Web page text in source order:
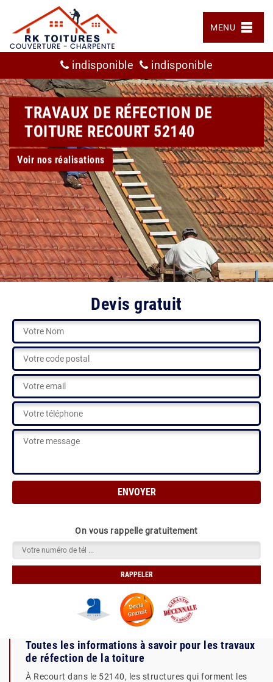
MENU
indisponible indisponible
TRAVAUX DE RÉFECTION DE
TOITURE RECOURT 52140
Voir nos réalisations
Devis gratuit
On vous rappelle gratuitement
Toutes les informations à savoir pour les travaux
de réfection de la toiture
À Recourt dans le 52140, les structures qui forment les